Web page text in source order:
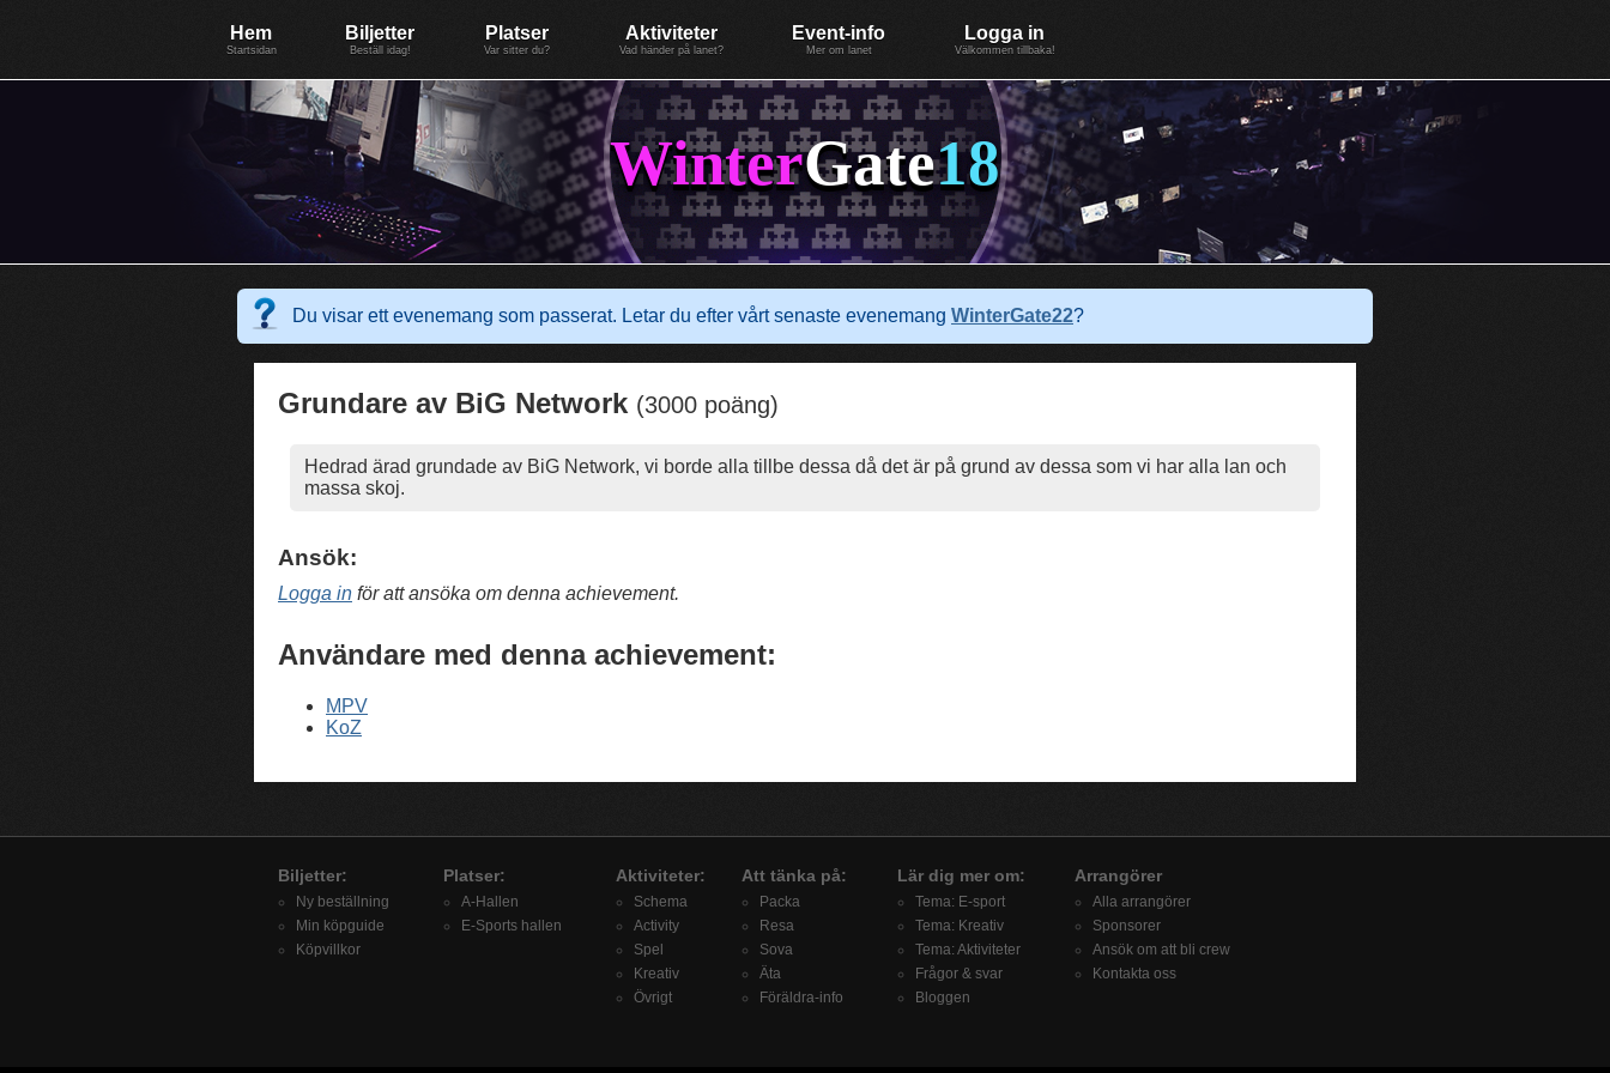
Hem
Startsidan
Biljetter
Beställ idag!
Platser
Var sitter du?
Aktiviteter
Vad händer på lanet?
Event-info
Mer om lanet
Logga in
Välkommen tillbaka!
WinterGate18
Du visar ett evenemang som passerat. Letar du efter vårt senaste evenemang WinterGate22?
Grundare av BiG Network (3000 poäng)
Hedrad ärad grundade av BiG Network, vi borde alla tillbe dessa då det är på grund av dessa som vi har alla lan och
massa skoj.
Ansök:
Logga in för att ansöka om denna achievement.
Användare med denna achievement:
MPV
KoZ
Biljetter:
Ny beställning
Min köpguide
Köpvillkor
Platser:
A-Hallen
E-Sports hallen
Aktiviteter:
Schema
Activity
Spel
Kreativ
Övrigt
Att tänka på:
Packa
Resa
Sova
Äta
Föräldra-info
Lär dig mer om:
Tema: E-sport
Tema: Kreativ
Tema: Aktiviteter
Frågor & svar
Bloggen
Arrangörer
Alla arrangörer
Sponsorer
Ansök om att bli crew
Kontakta oss